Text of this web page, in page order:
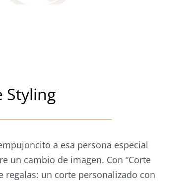
Styling
a esa persona especial
un cambio de imagen. Con “Corte
regalas: un corte personalizado con